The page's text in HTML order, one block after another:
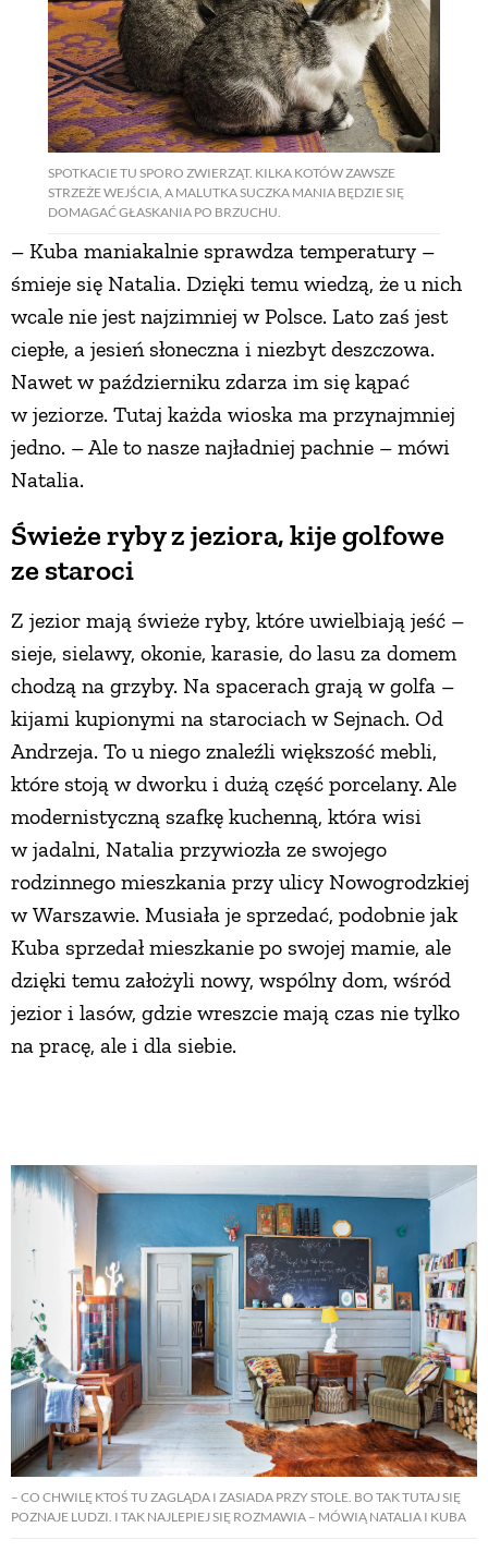
SPOTKACIE TU SPORO ZWIERZĄT. KILKA KOTÓW ZAWSZE
STRZEŻE WEJŚCIA, A MALUTKA SUCZKA MANIA BĘDZIE SIĘ
DOMAGAĆ GŁASKANIA PO BRZUCHU.
– Kuba maniakalnie sprawdza temperatury –
śmieje się Natalia. Dzięki temu wiedzą, że u nich
wcale nie jest najzimniej w Polsce. Lato zaś jest
ciepłe, a jesień słoneczna i niezbyt deszczowa.
Nawet w październiku zdarza im się kąpać
w jeziorze. Tutaj każda wioska ma przynajmniej
jedno. – Ale to nasze najładniej pachnie – mówi
Natalia.
Świeże ryby z jeziora, kije golfowe
ze staroci
Z jezior mają świeże ryby, które uwielbiają jeść –
sieje, sielawy, okonie, karasie, do lasu za domem
chodzą na grzyby. Na spacerach grają w golfa –
kijami kupionymi na starociach w Sejnach. Od
Andrzeja. To u niego znaleźli większość mebli,
które stoją w dworku i dużą część porcelany. Ale
modernistyczną szafkę kuchenną, która wisi
w jadalni, Natalia przywiozła ze swojego
rodzinnego mieszkania przy ulicy Nowogrodzkiej
w Warszawie. Musiała je sprzedać, podobnie jak
Kuba sprzedał mieszkanie po swojej mamie, ale
dzięki temu założyli nowy, wspólny dom, wśród
jezior i lasów, gdzie wreszcie mają czas nie tylko
na pracę, ale i dla siebie.
– CO CHWILĘ KTOŚ TU ZAGLĄDA I ZASIADA PRZY STOLE. BO TAK TUTAJ SIĘ
POZNAJE LUDZI. I TAK NAJLEPIEJ SIĘ ROZMAWIA – MÓWIĄ NATALIA I KUBA